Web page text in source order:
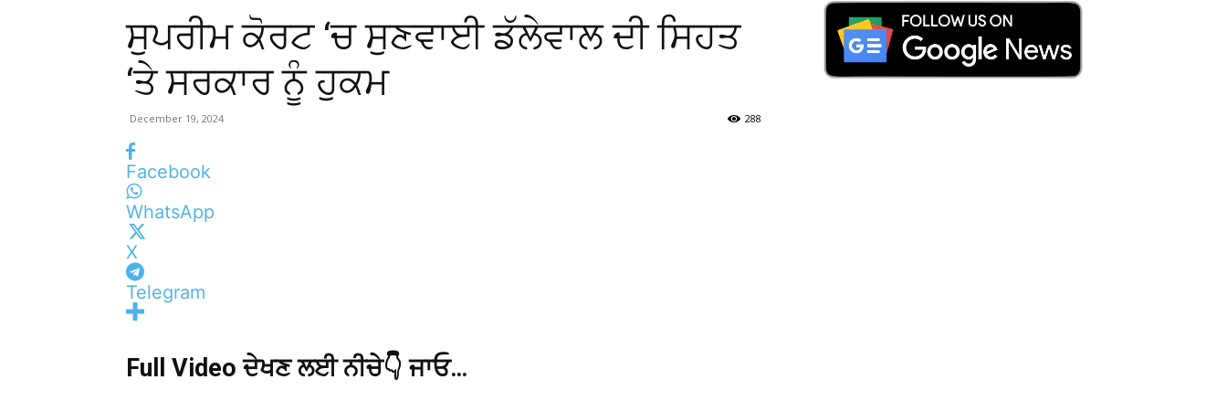
ਸੁਪਰੀਮ ਕੋਰਟ ‘ਚ ਸੁਣਵਾਈ ਡੱਲੇਵਾਲ ਦੀ ਸਿਹਤ
‘ਤੇ ਸਰਕਾਰ ਨੂੰ ਹੁਕਮ
December 19, 2024 288
Facebook
WhatsApp
X
Telegram
Full Video ਦੇਖਣ ਲਈ ਨੀਚੇ👇 ਜਾਓ…